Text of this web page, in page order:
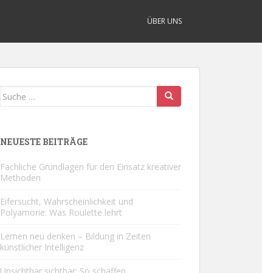
ÜBER UNS
Suche
NEUESTE BEITRÄGE
Fachliche Grundlagen für den Einsatz kreativer
Methoden
Eifersucht, Wahrscheinlichkeit und
Polyamorie: Was Roulette lehrt
Lernen neu denken – Bildung in Zeiten
künstlicher Intelligenz